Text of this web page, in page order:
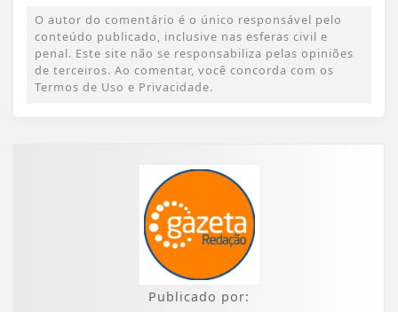
O autor do comentário é o único responsável pelo
conteúdo publicado, inclusive nas esferas civil e
penal. Este site não se responsabiliza pelas opiniões
de terceiros. Ao comentar, você concorda com os
Termos de Uso e Privacidade.
Publicado por: